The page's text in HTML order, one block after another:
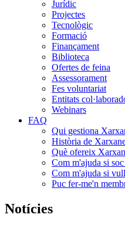
Jurídic
Projectes
Tecnològic
Formació
Finançament
Biblioteca
Ofertes de feina
Assessorament
Fes voluntariat
Entitats
Webinars
FAQ
Qui gestiona
Història de
Què ofereix
Com m'ajuda si
Com m'ajuda si
Puc fer-me'n
Notícies